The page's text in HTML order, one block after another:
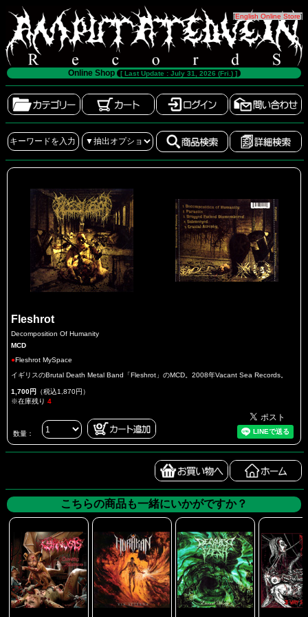
[English Online Store]
Online Shop [ Last Update : July 31, 2026 (Fri.) ]
Fleshrot
Decomposition Of Humanity
MCD
●Fleshrot MySpace
イギリスのBrutal Death Metal Band「Fleshrot」のMCD。2008年Vacant Sea Records。
1,700円 （税込1,870円）
※在庫残り 4
数量：
こちらの商品も一緒にいかがですか？